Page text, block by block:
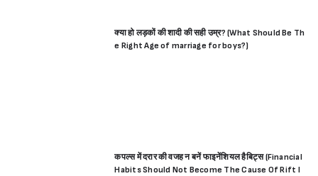
क्या हो लड़कों की शादी की सही उम्र? (What Should Be Th
e Right Age of marriage for boys?)
कपल्स में दरार की वजह न बनें फाइनेंशियल हैबिट्स (Financial
Habits Should Not Become The Cause Of Rift I